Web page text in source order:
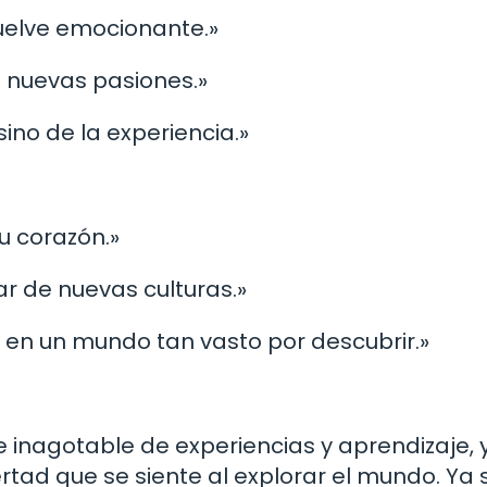
emocionante.»
pasiones.»
de la experiencia.»
corazón.»
de nuevas culturas.»
un mundo tan vasto por descubrir.»
inagotable de experiencias y aprendizaje,
que se siente al explorar el mundo. Ya